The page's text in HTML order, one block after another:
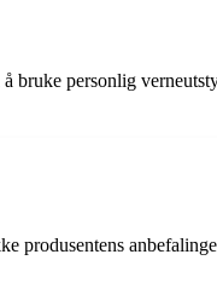
bruke personlig
produsentens